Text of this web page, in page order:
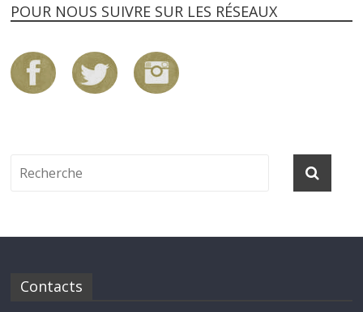
POUR NOUS SUIVRE SUR LES RÉSEAUX
Contacts